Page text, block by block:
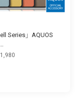
Series」AQUOS